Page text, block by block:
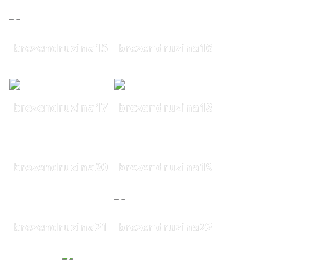
brezendruzina15 brezendruzina16
brezendruzina17 brezendruzina18
brezendruzina20 brezendruzina19
brezendruzina21 brezendruzina22